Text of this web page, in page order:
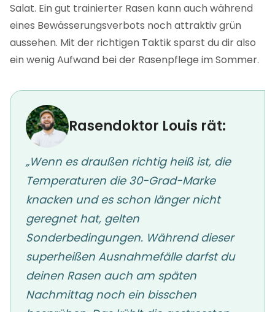
Salat. Ein gut trainierter Rasen kann auch während
eines Bewässerungsverbots noch attraktiv grün
aussehen. Mit der richtigen Taktik sparst du dir also
ein wenig Aufwand bei der Rasenpflege im Sommer.
Rasendoktor Louis rät:
„Wenn es draußen richtig heiß ist, die
Temperaturen die 30-Grad-Marke
knacken und es schon länger nicht
geregnet hat, gelten
Sonderbedingungen. Während dieser
superheißen Ausnahmefälle darfst du
deinen Rasen auch am späten
Nachmittag noch ein bisschen